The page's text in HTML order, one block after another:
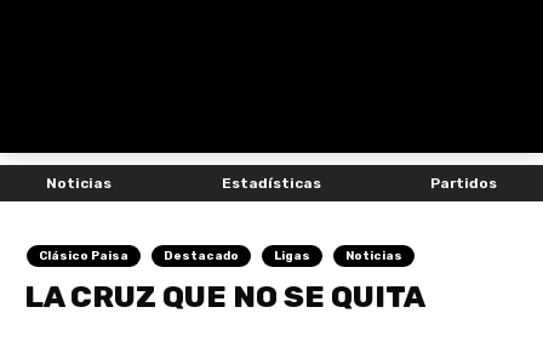
Noticias Estadísticas Partidos
Clásico Paisa Destacado Ligas Noticias
LA CRUZ QUE NO SE QUITA